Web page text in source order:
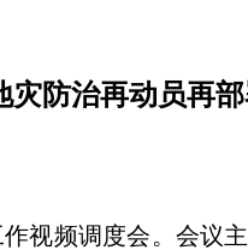
灾防治再动员再
视频调度会。会